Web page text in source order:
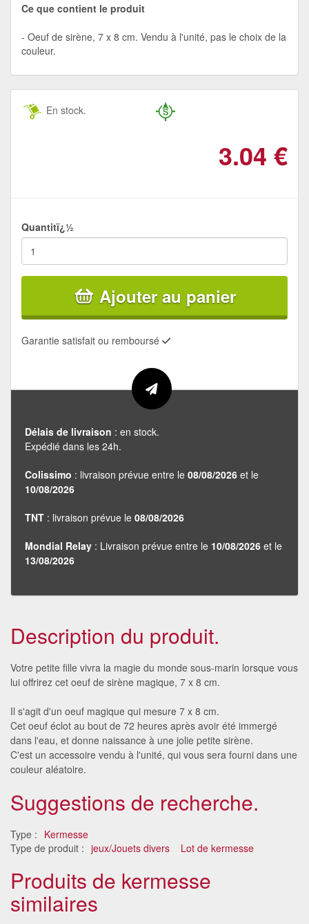
Ce que contient le produit
Oeuf de sirène, 7 x 8 cm. Vendu à l'unité, pas le choix de la
couleur.
En stock.
3.04 €
Quantitï¿½
Ajouter au panier
Garantie satisfait ou remboursé
Délais de livraison : en stock.
Expédié dans les 24h.
Colissimo : livraison prévue entre le 08/08/2026 et le
10/08/2026
TNT : livraison prévue le 08/08/2026
Mondial Relay : Livraison prévue entre le 10/08/2026 et le
13/08/2026
Description du produit.
Votre petite fille vivra la magie du monde sous-marin lorsque vous
lui offrirez cet oeuf de sirène magique, 7 x 8 cm.
Il s'agit d'un oeuf magique qui mesure 7 x 8 cm.
Cet oeuf éclot au bout de 72 heures après avoir été immergé
dans l'eau, et donne naissance à une jolie petite sirène.
C'est un accessoire vendu à l'unité, qui vous sera fourni dans une
couleur aléatoire.
Suggestions de recherche.
Type : Kermesse
Type de produit : jeux/Jouets divers Lot de kermesse
Produits de kermesse
similaires